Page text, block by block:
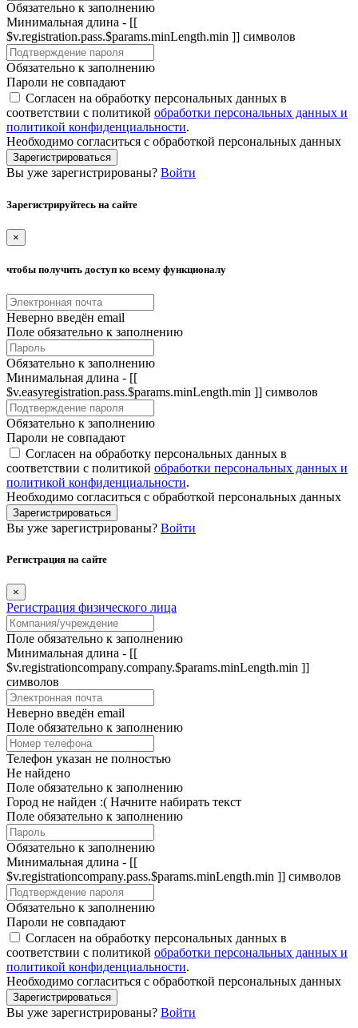
Обязательно к заполнению
Минимальная длина - [[
$v.registration.pass.$params.minLength.min ]] символов
Обязательно к заполнению
Пароли не совпадают
Согласен на обработку персональных данных в
соответствии с политикой обработки персональных данных и
политикой конфиденциальности.
Необходимо согласиться с обработкой персональных данных
Зарегистрироваться
Вы уже зарегистрированы? Войти
Зарегистрируйтесь на сайте
×
чтобы получить доступ ко всему функционалу
Неверно введён email
Поле обязательно к заполнению
Обязательно к заполнению
Минимальная длина - [[
$v.easyregistration.pass.$params.minLength.min ]] символов
Обязательно к заполнению
Пароли не совпадают
Согласен на обработку персональных данных в
соответствии с политикой обработки персональных данных и
политикой конфиденциальности.
Необходимо согласиться с обработкой персональных данных
Зарегистрироваться
Вы уже зарегистрированы? Войти
Регистрация на сайте
×
Регистрация физического лица
Поле обязательно к заполнению
Минимальная длина - [[
$v.registrationcompany.company.$params.minLength.min ]]
символов
Неверно введён email
Поле обязательно к заполнению
Телефон указан не полностью
Не найдено
Поле обязательно к заполнению
Город не найден :( Начните набирать текст
Поле обязательно к заполнению
Обязательно к заполнению
Минимальная длина - [[
$v.registrationcompany.pass.$params.minLength.min ]] символов
Обязательно к заполнению
Пароли не совпадают
Согласен на обработку персональных данных в
соответствии с политикой обработки персональных данных и
политикой конфиденциальности.
Необходимо согласиться с обработкой персональных данных
Зарегистрироваться
Вы уже зарегистрированы? Войти